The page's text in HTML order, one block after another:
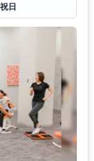
祝日